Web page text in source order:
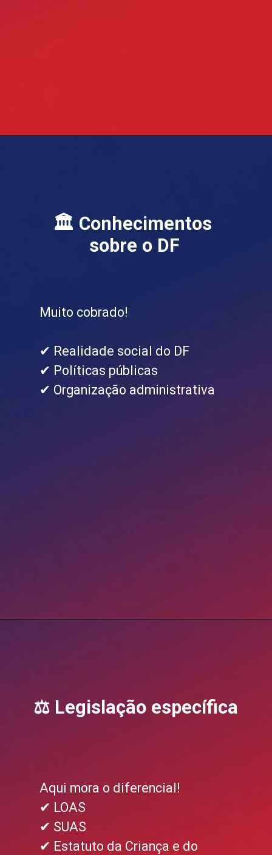
🏛 Conhecimentos
sobre o DF
Muito cobrado!
✔ Realidade social do DF
✔ Políticas públicas
✔ Organização administrativa
⚖ Legislação específica
Aqui mora o diferencial!
✔ LOAS
✔ SUAS
✔ Estatuto da Criança e do